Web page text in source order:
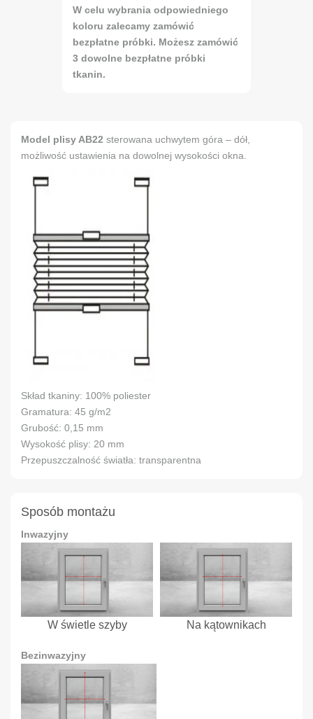
W celu wybrania odpowiedniego
koloru zalecamy zamówić
bezpłatne próbki. Możesz zamówić
3 dowolne bezpłatne próbki
tkanin.
Model plisy AB22 sterowana uchwytem góra – dół,
możliwość ustawienia na dowolnej wysokości okna.
Skład tkaniny: 100% poliester
Gramatura: 45 g/m2
Grubość: 0,15 mm
Wysokość plisy: 20 mm
Przepuszczalność światła: transparentna
Sposób montażu
Inwazyjny
W świetle szyby Na kątownikach
Bezinwazyjny